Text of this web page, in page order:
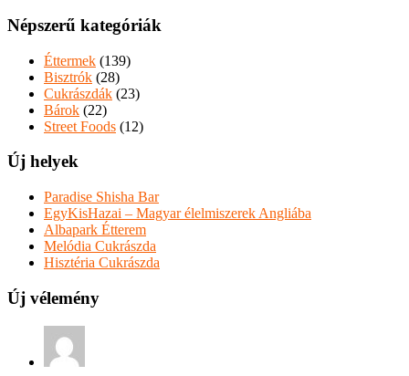
Népszerű kategóriák
Éttermek (139)
Bisztrók (28)
Cukrászdák (23)
Bárok (22)
Street Foods (12)
Új helyek
Paradise Shisha Bar
EgyKisHazai – Magyar élelmiszerek Angliába
Albapark Étterem
Melódia Cukrászda
Hisztéria Cukrászda
Új vélemény